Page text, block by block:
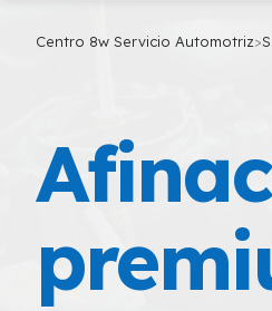
Centro 8w Servicio Automotriz>